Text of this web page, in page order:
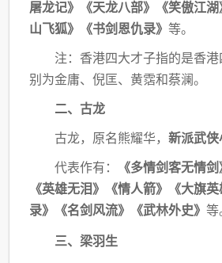
屠龙记》《天龙八部》《笑傲江湖
山飞狐》《书剑恩仇录》等。
注：香港四大才子指的是香
别为金庸、倪匡、黄霑和蔡澜。
二、古龙
古龙，原名熊耀华，新派武
代表作有：
《多情剑客无情
《英雄无泪》《情人箭》《大旗英
录》《名剑风流》《武林外史》等
三、梁羽生